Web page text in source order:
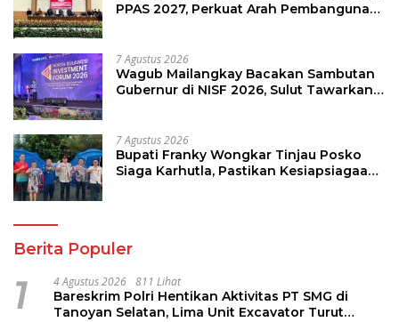
PPAS 2027, Perkuat Arah Pembangunan
7 Agustus 2026
Wagub Mailangkay Bacakan Sambutan
Gubernur di NISF 2026, Sulut Tawarkan
7 Agustus 2026
Bupati Franky Wongkar Tinjau Posko
Siaga Karhutla, Pastikan Kesiapsiagaan
Berita Populer
1 4 Agustus 2026 811 Lihat
Bareskrim Polri Hentikan Aktivitas PT SMG di
Tanoyan Selatan, Lima Unit Excavator Turut